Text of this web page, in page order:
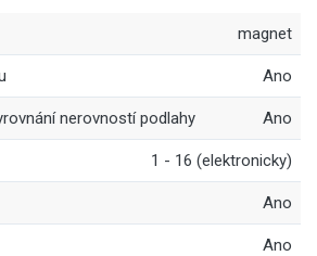
magnet
Ano
nerovností podlahy Ano
1 - 16 (elektronicky)
Ano
Ano